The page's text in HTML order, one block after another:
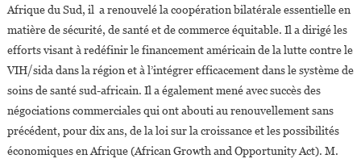
Afrique du Sud, il a renouvelé la coopération bilatérale essentielle en
matière de sécurité, de santé et de commerce équitable. Il a dirigé les
efforts visant à redéfinir le financement américain de la lutte contre le
VIH/sida dans la région et à l’intégrer efficacement dans le système de
soins de santé sud-africain. Il a également mené avec succès des
négociations commerciales qui ont abouti au renouvellement sans
précédent, pour dix ans, de la loi sur la croissance et les possibilités
économiques en Afrique (African Growth and Opportunity Act). M.